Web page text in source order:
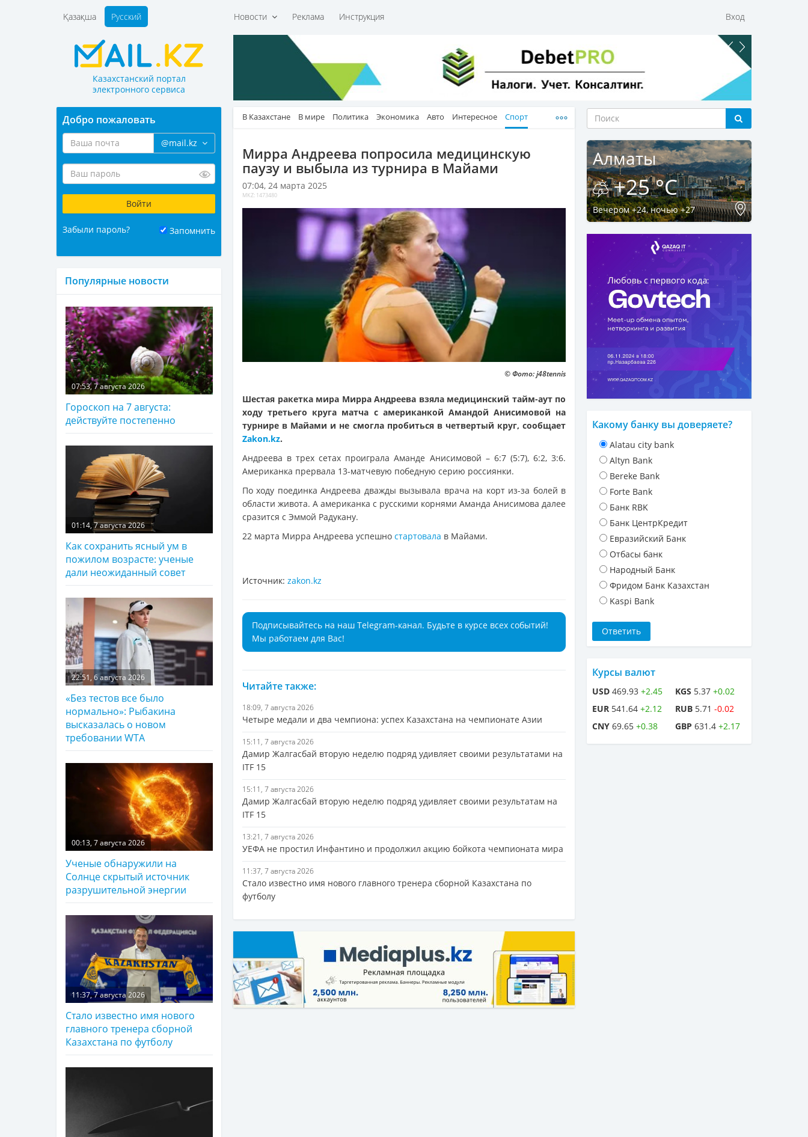
Новости Реклама Инструкция Вход
Қазақша Русский
Казахстанский портал
электронного сервиса
В Казахстане В мире Политика Экономика Авто Интересное Спорт
Мирра Андреева попросила медицинскую
паузу и выбыла из турнира в Майами
07:04, 24 марта 2025
MKZ: 1473480
© Фото: j48tennis
Шестая ракетка мира Мирра Андреева взяла медицинский тайм-аут по
ходу третьего круга матча с американкой Амандой Анисимовой на
турнире в Майами и не смогла пробиться в четвертый круг, сообщает
Zakon.kz.
Андреева в трех сетах проиграла Аманде Анисимовой – 6:7 (5:7), 6:2, 3:6.
Американка прервала 13-матчевую победную серию россиянки.
По ходу поединка Андреева дважды вызывала врача на корт из-за болей в
области живота. А американка с русскими корнями Аманда Анисимова далее
сразится с Эммой Радукану.
22 марта Мирра Андреева успешно стартовала в Майами.
Источник: zakon.kz
Подписывайтесь на наш Telegram-канал. Будьте в курсе всех событий!
Мы работаем для Вас!
Читайте также:
18:09, 7 августа 2026
Четыре медали и два чемпиона: успех Казахстана на чемпионате Азии
15:11, 7 августа 2026
Дамир Жалгасбай вторую неделю подряд удивляет своими результатами на
ITF 15
15:11, 7 августа 2026
Дамир Жалгасбай вторую неделю подряд удивляет своими результатам на
ITF 15
13:21, 7 августа 2026
УЕФА не простил Инфантино и продолжил акцию бойкота чемпионата мира
11:37, 7 августа 2026
Стало известно имя нового главного тренера сборной Казахстана по
футболу
Добро пожаловать
@mail.kz
Забыли пароль? Запомнить
Популярные новости
07:53, 7 августа 2026
Гороскоп на 7 августа:
действуйте постепенно
01:14, 7 августа 2026
Как сохранить ясный ум в
пожилом возрасте: ученые
дали неожиданный совет
22:51, 6 августа 2026
«Без тестов все было
нормально»: Рыбакина
высказалась о новом
требовании WTA
00:13, 7 августа 2026
Ученые обнаружили на
Солнце скрытый источник
разрушительной энергии
11:37, 7 августа 2026
Стало известно имя нового
главного тренера сборной
Казахстана по футболу
Алматы
+25 °C
Вечером +24, ночью +27
Какому банку вы доверяете?
Alatau city bank
Altyn Bank
Bereke Bank
Forte Bank
Банк RBK
Банк ЦентрКредит
Евразийский Банк
Отбасы банк
Народный Банк
Фридом Банк Казахстан
Kaspi Bank
Курсы валют
USD 469.93 +2.45
EUR 541.64 +2.12
CNY 69.65 +0.38
KGS 5.37 +0.02
RUB 5.71 -0.02
GBP 631.4 +2.17